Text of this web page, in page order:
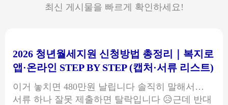
최신 게시물을 빠르게 확인하세요!
2026 청년월세지원 신청방법 총정리｜복지로
앱·온라인 STEP BY STEP (캡처·서류 리스트)
이거 놓치면 480만원 날립니다 솔직히 말해서…
서류 하나 잘못 제출하면 탈락입니다 😥근데 반대